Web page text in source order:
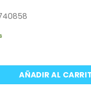
dirección hidráulica
AÑADIR AL